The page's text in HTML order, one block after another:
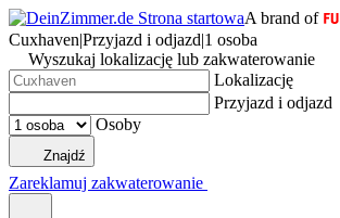
A brand of
Cuxhaven|Przyjazd i odjazd|1 osoba
Wyszukaj lokalizację lub zakwaterowanie
Lokalizację
Przyjazd i odjazd
Osoby
Znajdź
Zareklamuj zakwaterowanie